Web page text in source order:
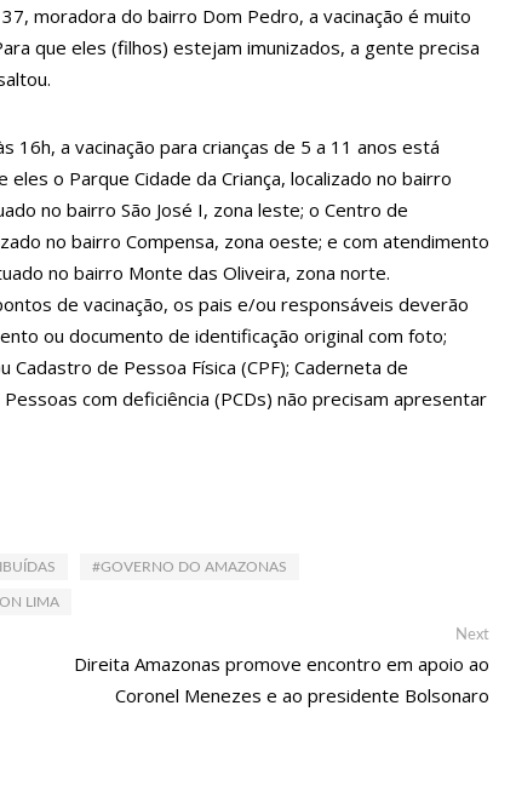
fez presente mesmo distante’
à população idosa da zona oeste
nesta segunda-feira (15)
inferno”; assista
explodir
com vasta programação em nove espaços culturais
após um ano de relacionamento a distância
Cultural Povos da Amazônia
falso de IPVA por Pix
a ela em seu casamento
fazer sexo pela primeira vez
moradora do bairro Dom Pedro, a vacinação é muito
que eles (filhos) estejam imunizados, a gente precisa
16h, a vacinação para crianças de 5 a 11 anos está
o Parque Cidade da Criança, localizado no bairro
no bairro São José I, zona leste; o Centro de
no bairro Compensa, zona oeste; e com atendimento
no bairro Monte das Oliveira, zona norte.
de vacinação, os pais e/ou responsáveis deverão
ou documento de identificação original com foto;
Cadastro de Pessoa Física (CPF); Caderneta de
com deficiência (PCDs) não precisam apresentar
#GOVERNO DO AMAZONAS
LIMA
NextNext
Direita Amazonas promove encontro em apoio ao
Coronel Menezes e ao presidente Bolsonaro